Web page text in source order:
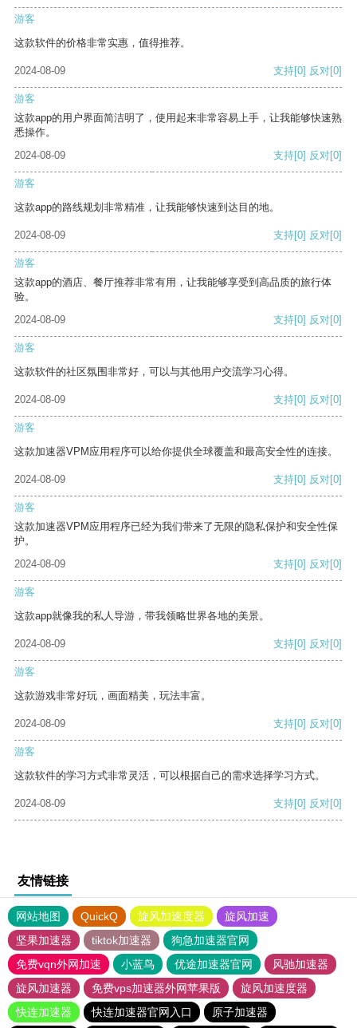
游客
这款软件的价格非常实惠，值得推荐。
2024-08-09 支持[0] 反对[0]
游客
这款app的用户界面简洁明了，使用起来非常容易上手，让我能够快速熟
悉操作。
2024-08-09
支持[0] 反对[0]
游客
这款app的路线规划非常精准，让我能够快速到达目的地。
2024-08-09 支持[0] 反对[0]
游客
这款app的酒店、餐厅推荐非常有用，让我能够享受到高品质的旅行体
验。
2024-08-09
支持[0] 反对[0]
游客
这款软件的社区氛围非常好，可以与其他用户交流学习心得。
2024-08-09 支持[0] 反对[0]
游客
这款加速器VPM应用程序可以给你提供全球覆盖和最高安全性的连接。
2024-08-09 支持[0] 反对[0]
游客
这款加速器VPM应用程序已经为我们带来了无限的隐私保护和安全性保
护。
2024-08-09
支持[0] 反对[0]
游客
这款app就像我的私人导游，带我领略世界各地的美景。
2024-08-09 支持[0] 反对[0]
游客
这款游戏非常好玩，画面精美，玩法丰富。
2024-08-09 支持[0] 反对[0]
游客
这款软件的学习方式非常灵活，可以根据自己的需求选择学习方式。
2024-08-09 支持[0] 反对[0]
友情链接
网站地图 QuickQ 旋风加速度器
旋风加速
坚果加速器
tiktok加速器
狗急加速器官网
免费vqn外网加速
小蓝鸟 优途加速器官网
风驰加速器
旋风加速器
免费vps加速器外网苹果版
旋风加速度器
快连加速器
快连加速器官网入口 原子加速器